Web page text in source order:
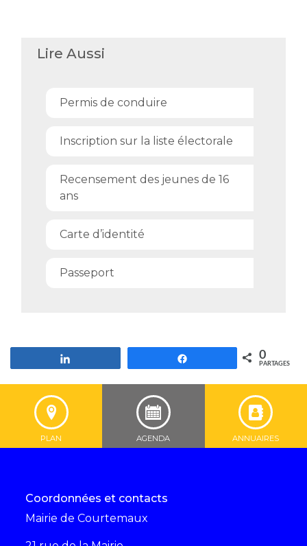
Lire Aussi
Permis de conduire
Inscription sur la liste électorale
Recensement des jeunes de 16
ans
Carte d’identité
Passeport
0
PARTAGES
PLAN AGENDA ANNUAIRES
Coordonnées et contacts
Mairie de Courtemaux